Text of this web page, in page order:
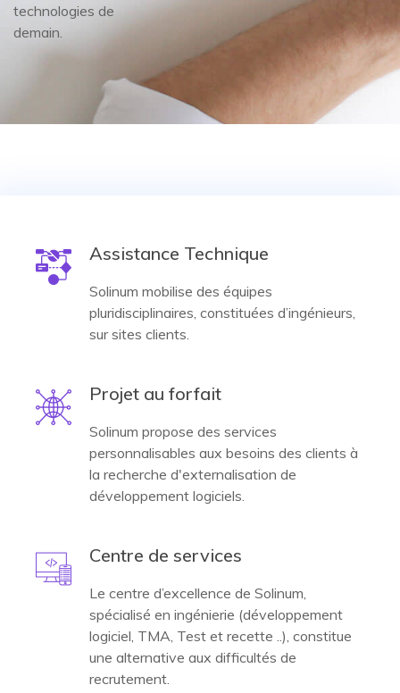
technologies de
demain.
Assistance Technique
Solinum mobilise des équipes
pluridisciplinaires, constituées d’ingénieurs,
sur sites clients.
Projet au forfait
Solinum propose des services
personnalisables aux besoins des clients à
la recherche d'externalisation de
développement logiciels.
Centre de services
Le centre d’excellence de Solinum,
spécialisé en ingénierie (développement
logiciel, TMA, Test et recette ..), constitue
une alternative aux difficultés de
recrutement.